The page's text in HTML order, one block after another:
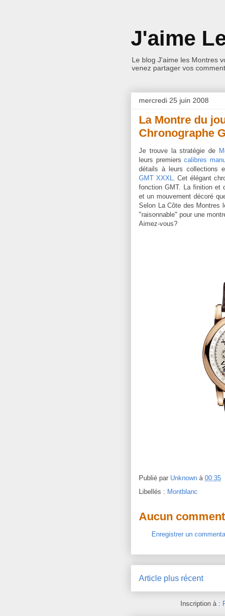
J'aime
Le blog J'aime les Montres
venez partager vos
mercredi 25 juin 2008
La Montre du
Chronographe
Je trouve la stratégie de
leurs premiers calibres
détails à leurs collections
GMT XXXL. Cet élégant
fonction GMT. La finition et
et un mouvement décoré
Selon La Côte des Montres
"raisonnable" pour une
Aimez-vous?
Publié par Unknown à 00:35
Libellés : Montblanc
Aucun
Enregistrer un
Article plus récent
Inscription à :